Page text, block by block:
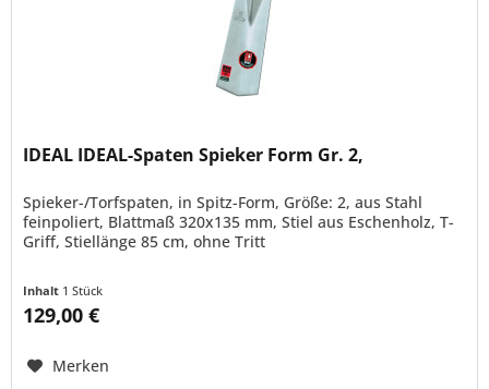
IDEAL IDEAL-Spaten Spieker Form Gr. 2,
Spieker-/Torfspaten, in Spitz-Form, Größe: 2, aus Stahl
feinpoliert, Blattmaß 320x135 mm, Stiel aus Eschenholz, T-
Griff, Stiellänge 85 cm, ohne Tritt
Inhalt 1 Stück
129,00 €
Merken